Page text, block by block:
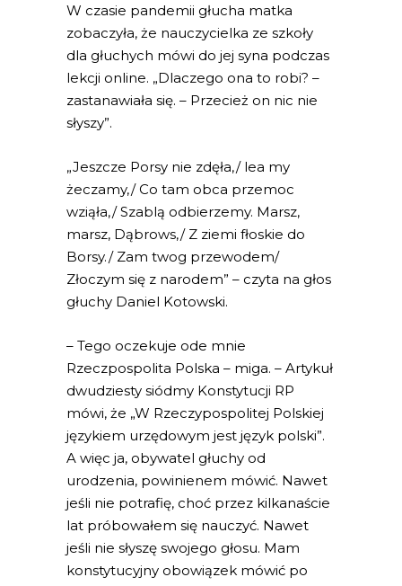
W czasie pandemii głucha matka
zobaczyła, że nauczycielka ze szkoły
dla głuchych mówi do jej syna podczas
lekcji online. „Dlaczego ona to robi? –
zastanawiała się. – Przecież on nic nie
słyszy”.
„Jeszcze Porsy nie zdęła,/ lea my
żeczamy,/ Co tam obca przemoc
wziąła,/ Szablą odbierzemy. Marsz,
marsz, Dąbrows,/ Z ziemi fłoskie do
Borsy./ Zam twog przewodem/
Złoczym się z narodem” – czyta na głos
głuchy Daniel Kotowski.
– Tego oczekuje ode mnie
Rzeczpospolita Polska – miga. – Artykuł
dwudziesty siódmy Konstytucji RP
mówi, że „W Rzeczypospolitej Polskiej
językiem urzędowym jest język polski”.
A więc ja, obywatel głuchy od
urodzenia, powinienem mówić. Nawet
jeśli nie potrafię, choć przez kilkanaście
lat próbowałem się nauczyć. Nawet
jeśli nie słyszę swojego głosu. Mam
konstytucyjny obowiązek mówić po